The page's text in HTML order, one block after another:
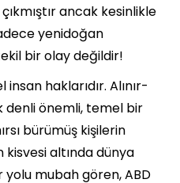
ancak kesinlikle
yenidoğan
bir olay değildir!
haklarıdır. Alınır-
denli önemli, temel bir
bürümüş kişilerin
altında dünya
mubah gören, ABD